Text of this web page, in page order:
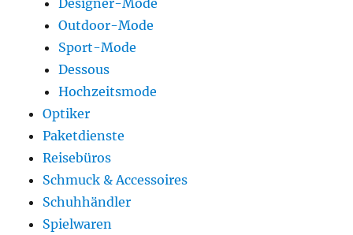
Designer-Mode
Outdoor-Mode
Sport-Mode
Dessous
Hochzeitsmode
Optiker
Paketdienste
Reisebüros
Schmuck & Accessoires
Schuhhändler
Spielwaren